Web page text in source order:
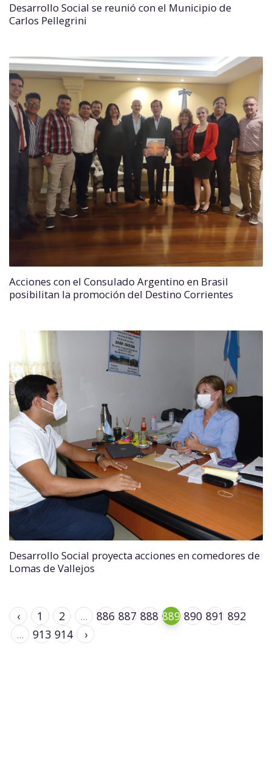
Desarrollo Social se reunió con el Municipio de
Carlos Pellegrini
Acciones con el Consulado Argentino en Brasil
posibilitan la promoción del Destino Corrientes
Desarrollo Social proyecta acciones en comedores de
Lomas de Vallejos
‹ 1 2 ... 886 887 888 889 890 891 892
...
913 914 ›